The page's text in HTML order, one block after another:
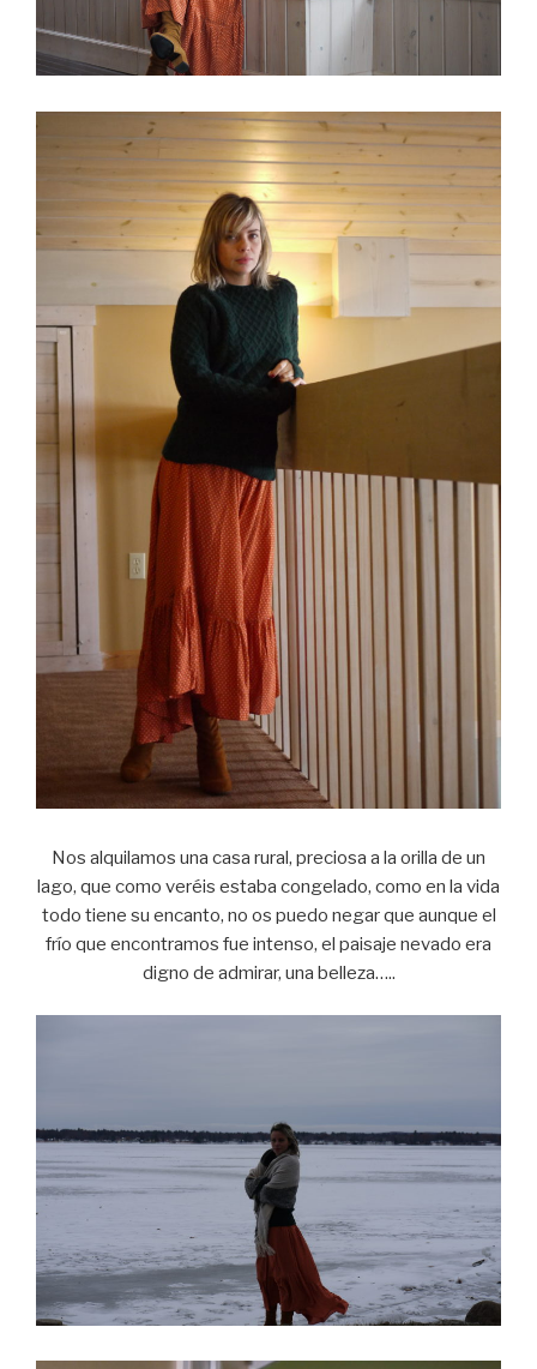
Nos alquilamos una casa rural, preciosa a la orilla de un
lago, que como veréis estaba congelado, como en la vida
todo tiene su encanto, no os puedo negar que aunque el
frío que encontramos fue intenso, el paisaje nevado era
digno de admirar, una belleza…..